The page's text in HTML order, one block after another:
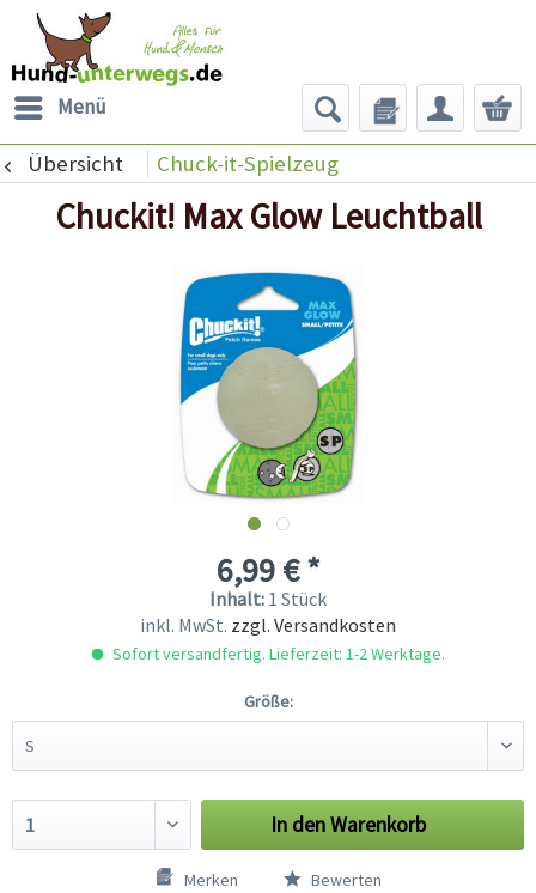
Menü
Übersicht Chuck-it-Spielzeug
Chuckit! Max Glow Leuchtball
6,99 € *
Inhalt: 1 Stück
inkl. MwSt. zzgl. Versandkosten
Sofort versandfertig. Lieferzeit: 1-2 Werktage.
Größe:
In denWarenkorb
Merken Bewerten